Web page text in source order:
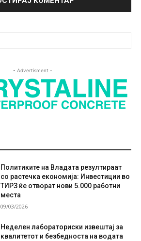
- Advertisment -
Политиките на Владата резултираат
со растечка економија: Инвестиции во
ТИРЗ ќе отворат нови 5.000 работни
места
09/03/2026
Неделен лабораториски извештај за
квалитетот и безбедноста на водата